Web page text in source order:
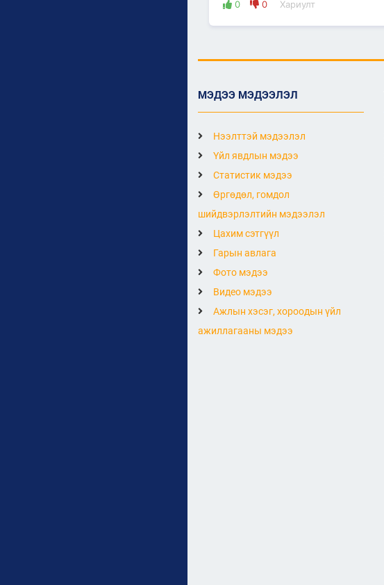
0
0 Хариулт
МЭДЭЭ МЭДЭЭЛЭЛ
Нээлттэй мэдээлэл
Үйл явдлын мэдээ
Статистик мэдээ
Өргөдөл, гомдол
шийдвэрлэлтийн мэдээлэл
Цахим сэтгүүл
Гарын авлага
Фото мэдээ
Видео мэдээ
Ажлын хэсэг, хороодын үйл
ажиллагааны мэдээ